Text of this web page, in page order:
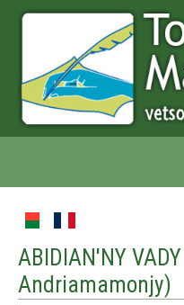
ABIDIAN'NY
Andriamamonjy)